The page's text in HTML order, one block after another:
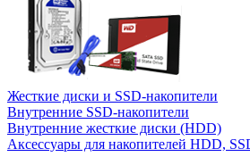
Жесткие диски и SSD-накопители
Внутренние SSD-накопители
Внутренние жесткие диски (HDD)
Аксессуары для накопителей HDD,